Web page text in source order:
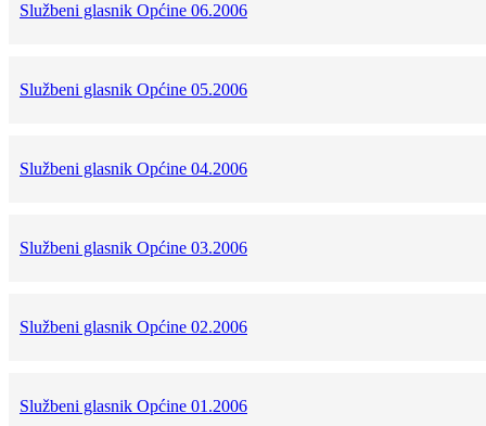
Službeni glasnik Općine 06.2006
Službeni glasnik Općine 05.2006
Službeni glasnik Općine 04.2006
Službeni glasnik Općine 03.2006
Službeni glasnik Općine 02.2006
Službeni glasnik Općine 01.2006